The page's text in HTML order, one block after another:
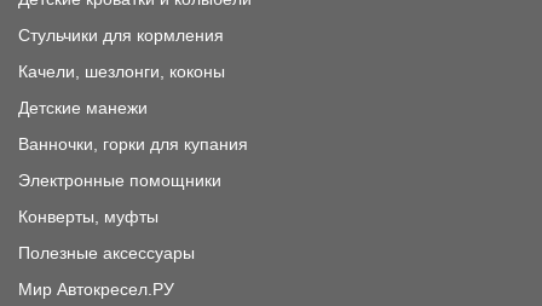
Стульчики для кормления
Качели, шезлонги, коконы
Детские манежи
Ванночки, горки для купания
Электронные помощники
Конверты, муфты
Полезные аксессуары
Мир Автокресел.РУ